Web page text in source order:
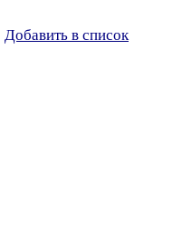
Добавить в список